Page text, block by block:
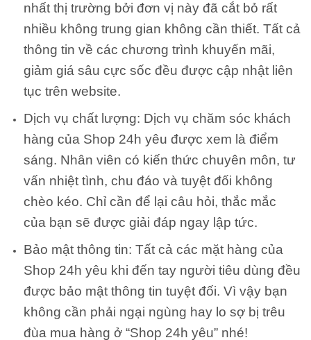
nhất thị trường bởi đơn vị này đã cắt bỏ rất
nhiều không trung gian không cần thiết. Tất cả
thông tin về các chương trình khuyến mãi,
giảm giá sâu cực sốc đều được cập nhật liên
tục trên website.
Dịch vụ chất lượng: Dịch vụ chăm sóc khách
hàng của Shop 24h yêu được xem là điểm
sáng. Nhân viên có kiến thức chuyên môn, tư
vấn nhiệt tình, chu đáo và tuyệt đối không
chèo kéo. Chỉ cần để lại câu hỏi, thắc mắc
của bạn sẽ được giải đáp ngay lập tức.
Bảo mật thông tin: Tất cả các mặt hàng của
Shop 24h yêu khi đến tay người tiêu dùng đều
được bảo mật thông tin tuyệt đối. Vì vậy bạn
không cần phải ngại ngùng hay lo sợ bị trêu
đùa mua hàng ở “Shop 24h yêu” nhé!